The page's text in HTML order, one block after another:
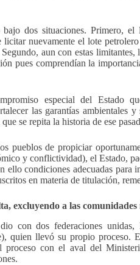
dos situaciones. Primero, el
nuevamente el lote
aun con estas
pues comprendían la
especial del Estado
las garantías ambientales
se repita la historia de ese
pueblos de propiciar
y conflictividad), el Estado,
ello condiciones adecuadas
en materia de titulación,
excluyendo a las comunidades
con dos federaciones
quien llevó su propio proceso.
con el aval del